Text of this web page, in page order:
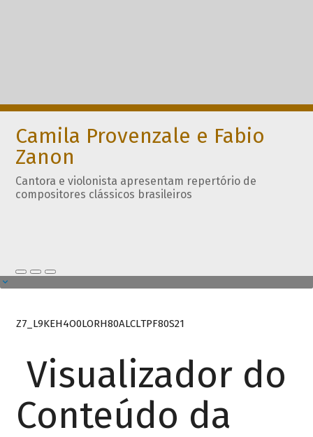
Camila Provenzale e Fabio
Zanon
Cantora e violonista apresentam repertório de
compositores clássicos brasileiros
Z7_L9KEH4O0LORH80ALCLTPF80S21
Visualizador do
Conteúdo da